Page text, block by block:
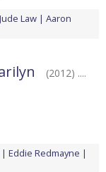
Jude Law
Aaron
(2012) ....
Eddie Redmayne